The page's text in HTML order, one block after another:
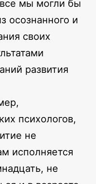
мы могли бы
осознанного и
своих
развития
психологов,
не
исполняется
не